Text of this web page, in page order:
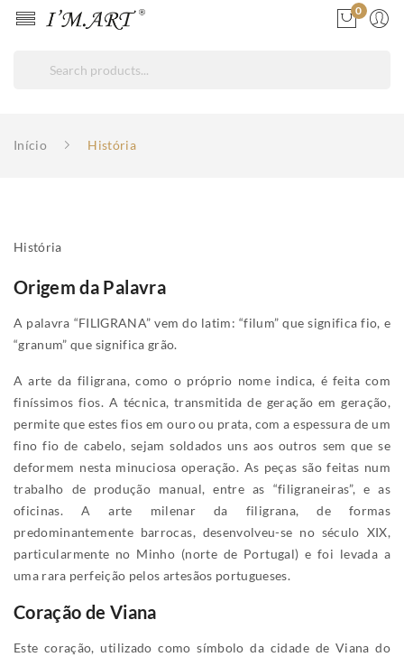
0
Início História
História
Origem da Palavra
A palavra “FILIGRANA” vem do latim: “filum” que significa fio, e
“granum” que significa grão.
A arte da filigrana, como o próprio nome indica, é feita com
finíssimos fios. A técnica, transmitida de geração em geração,
permite que estes fios em ouro ou prata, com a espessura de um
fino fio de cabelo, sejam soldados uns aos outros sem que se
deformem nesta minuciosa operação. As peças são feitas num
trabalho de produção manual, entre as “filigraneiras”, e as
oficinas. A arte milenar da filigrana, de formas
predominantemente barrocas, desenvolveu-se no século XIX,
particularmente no Minho (norte de Portugal) e foi levada a
uma rara perfeição pelos artesãos portugueses.
Coração de Viana
Este coração, utilizado como símbolo da cidade de Viana do